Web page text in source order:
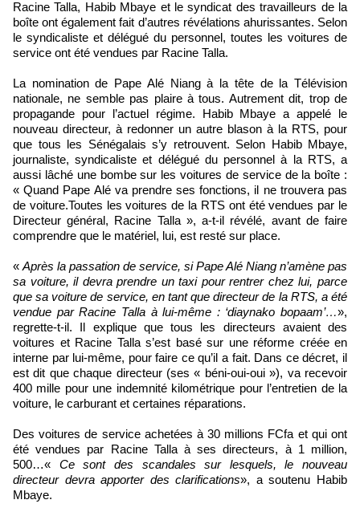
Racine Talla, Habib Mbaye et le syndicat des travailleurs de la
boîte ont également fait d’autres révélations ahurissantes. Selon
le syndicaliste et délégué du personnel, toutes les voitures de
service ont été vendues par Racine Talla.
La nomination de Pape Alé Niang à la tête de la Télévision
nationale, ne semble pas plaire à tous. Autrement dit, trop de
propagande pour l’actuel régime. Habib Mbaye a appelé le
nouveau directeur, à redonner un autre blason à la RTS, pour
que tous les Sénégalais s’y retrouvent. Selon Habib Mbaye,
journaliste, syndicaliste et délégué du personnel à la RTS, a
aussi lâché une bombe sur les voitures de service de la boîte :
« Quand Pape Alé va prendre ses fonctions, il ne trouvera pas
de voiture.Toutes les voitures de la RTS ont été vendues par le
Directeur général, Racine Talla », a-t-il révélé, avant de faire
comprendre que le matériel, lui, est resté sur place.
« Après la passation de service, si Pape Alé Niang n’amène pas
sa voiture, il devra prendre un taxi pour rentrer chez lui, parce
que sa voiture de service, en tant que directeur de la RTS, a été
vendue par Racine Talla à lui-même : ‘diaynako bopaam’…»,
regrette-t-il. Il explique que tous les directeurs avaient des
voitures et Racine Talla s’est basé sur une réforme créée en
interne par lui-même, pour faire ce qu’il a fait. Dans ce décret, il
est dit que chaque directeur (ses « béni-oui-oui »), va recevoir
400 mille pour une indemnité kilométrique pour l’entretien de la
voiture, le carburant et certaines réparations.
Des voitures de service achetées à 30 millions FCfa et qui ont
été vendues par Racine Talla à ses directeurs, à 1 million,
500…« Ce sont des scandales sur lesquels, le nouveau
directeur devra apporter des clarifications», a soutenu Habib
Mbaye.